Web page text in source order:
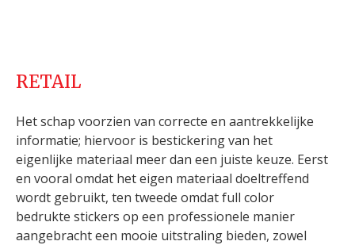
RETAIL
Het schap voorzien van correcte en aantrekkelijke
informatie; hiervoor is bestickering van het
eigenlijke materiaal meer dan een juiste keuze. Eerst
en vooral omdat het eigen materiaal doeltreffend
wordt gebruikt, ten tweede omdat full color
bedrukte stickers op een professionele manier
aangebracht een mooie uitstraling bieden, zowel